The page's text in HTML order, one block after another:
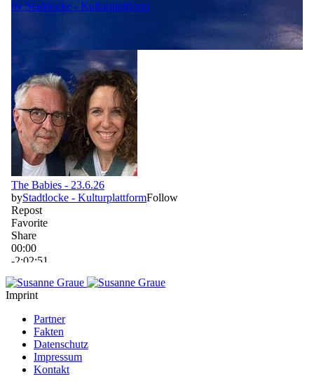
Imprint
Partner
Fakten
Datenschutz
Impressum
Kontakt